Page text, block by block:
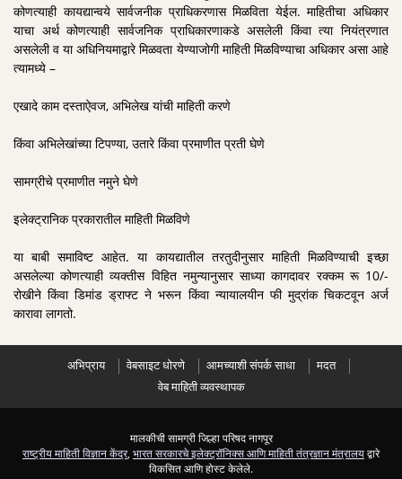
कोणत्याही कायद्यान्वये सार्वजनीक प्राधिकरणास मिळविता येईल. माहितीचा अधिकार
याचा अर्थ कोणत्याही सार्वजनिक प्राधिकारणाकडे असलेली किंवा त्या नियंत्रणात
असलेली व या अधिनियमाद्वारे मिळवता येण्याजोगी माहिती मिळविण्याचा अधिकार असा आहे
त्यामध्ये –
एखादे काम दस्ताऐवज, अभिलेख यांची माहिती करणे
किंवा अभिलेखांच्या टिपण्या, उतारे किंवा प्रमाणीत प्रती घेणे
सामग्रीचे प्रमाणीत नमुने घेणे
इलेक्ट्रानिक प्रकारातील माहिती मिळविणे
या बाबी समाविष्ट आहेत. या कायद्यातील तरतुदीनुसार माहिती मिळविण्याची इच्छा
असलेल्या कोणत्याही व्यक्तीस विहित नमुन्यानुसार साध्या कागदावर रक्कम रू 10/-
रोखीने किंवा डिमांड ड्राफ्ट ने भरून किंवा न्यायालयीन फी मुद्रांक चिकटवून अर्ज
कारावा लागतो.
अभिप्राय वेबसाइट धोरणे आमच्याशी संपर्क साधा
मदत
वेब माहिती व्यवस्थापक
मालकीची सामग्री जिल्हा परिषद नागपूर
राष्ट्रीय माहिती विज्ञान केंद्र, भारत सरकारचे इलेक्ट्रॉनिक्स आणि माहिती तंत्रज्ञान मंत्रालयद्वारे
विकसित आणि होस्ट केलेले.